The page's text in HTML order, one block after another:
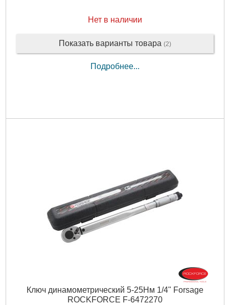
Нет в наличии
Показать варианты товара (2)
Подробнее...
Ключ динамометрический 5-25Нм 1/4" Forsage
ROCKFORCE F-6472270